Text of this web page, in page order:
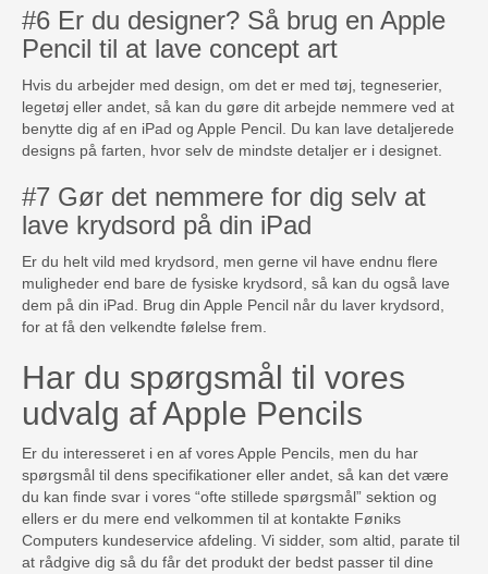
#6 Er du designer? Så brug en Apple
Pencil til at lave concept art
Hvis du arbejder med design, om det er med tøj, tegneserier,
legetøj eller andet, så kan du gøre dit arbejde nemmere ved at
benytte dig af en iPad og Apple Pencil. Du kan lave detaljerede
designs på farten, hvor selv de mindste detaljer er i designet.
#7 Gør det nemmere for dig selv at
lave krydsord på din iPad
Er du helt vild med krydsord, men gerne vil have endnu flere
muligheder end bare de fysiske krydsord, så kan du også lave
dem på din iPad. Brug din Apple Pencil når du laver krydsord,
for at få den velkendte følelse frem.
Har du spørgsmål til vores
udvalg af Apple Pencils
Er du interesseret i en af vores Apple Pencils, men du har
spørgsmål til dens specifikationer eller andet, så kan det være
du kan finde svar i vores “ofte stillede spørgsmål” sektion og
ellers er du mere end velkommen til at kontakte Føniks
Computers kundeservice afdeling. Vi sidder, som altid, parate til
at rådgive dig så du får det produkt der bedst passer til dine